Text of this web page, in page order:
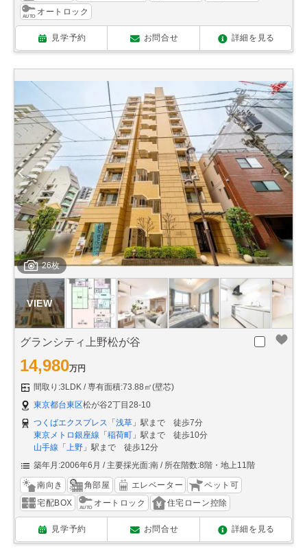
オートロック
見学予約 お問合せ 詳細を見る
26枚
グランシティ上野松が谷
14,980万円
間取り:3LDK
専有面積:73.88㎡(壁芯)
東京都台東区松が谷2丁目28-10
つくばエクスプレス 「 浅草 」駅まで 徒歩7分
東京メトロ銀座線 「 稲荷町 」駅まで 徒歩10分
山手線 「 上野 」駅まで 徒歩12分
築年月:2006年6月
主要採光面:南 所在階数:8階・地上11階
南向き 角部屋 エレベーター
ペット可
宅配BOX
オートロック 住宅ローン控除
見学予約 お問合せ 詳細を見る